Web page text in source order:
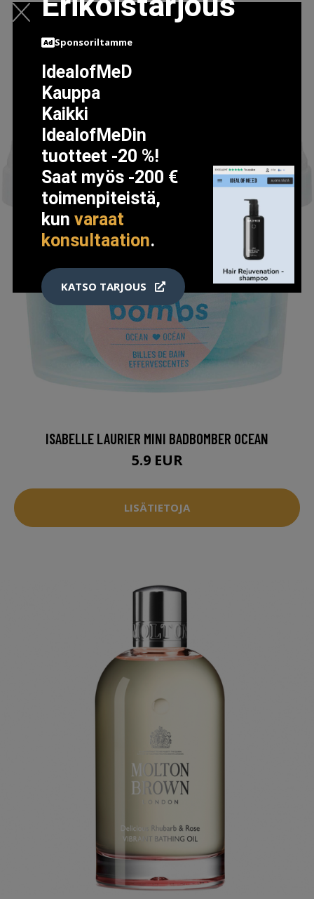
ISABELLE LAURIER MINI BADBOMBER OCEAN
5.9 EUR
LISÄTIETOJA
Sponsoriltamme
IdealofMeD
Kauppa
Kaikki
IdealofMeDin
tuotteet -20 %!
Saat myös -200 €
toimenpiteistä,
kunvaraat
konsultaation.
KATSO TARJOUS